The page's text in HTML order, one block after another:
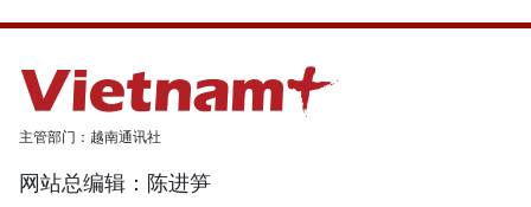
主管部门：越南通讯社
网站总编辑：陈进笋